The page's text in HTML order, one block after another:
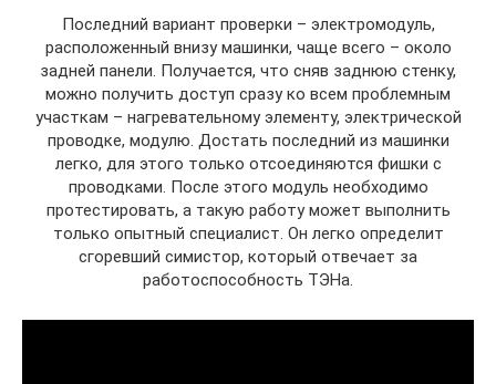
Последний вариант проверки – электромодуль,
расположенный внизу машинки, чаще всего – около
задней панели. Получается, что сняв заднюю стенку,
можно получить доступ сразу ко всем проблемным
участкам – нагревательному элементу, электрической
проводке, модулю. Достать последний из машинки
легко, для этого только отсоединяются фишки с
проводками. После этого модуль необходимо
протестировать, а такую работу может выполнить
только опытный специалист. Он легко определит
сгоревший симистор, который отвечает за
работоспособность ТЭНа.